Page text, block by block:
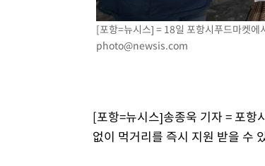
[포항=뉴시스] = 18일 포항시푸드마켓
photo@newsis.com
[포항=뉴시스]송종욱 기자 = 포항
없이 먹거리를 즉시 지원 받을 수